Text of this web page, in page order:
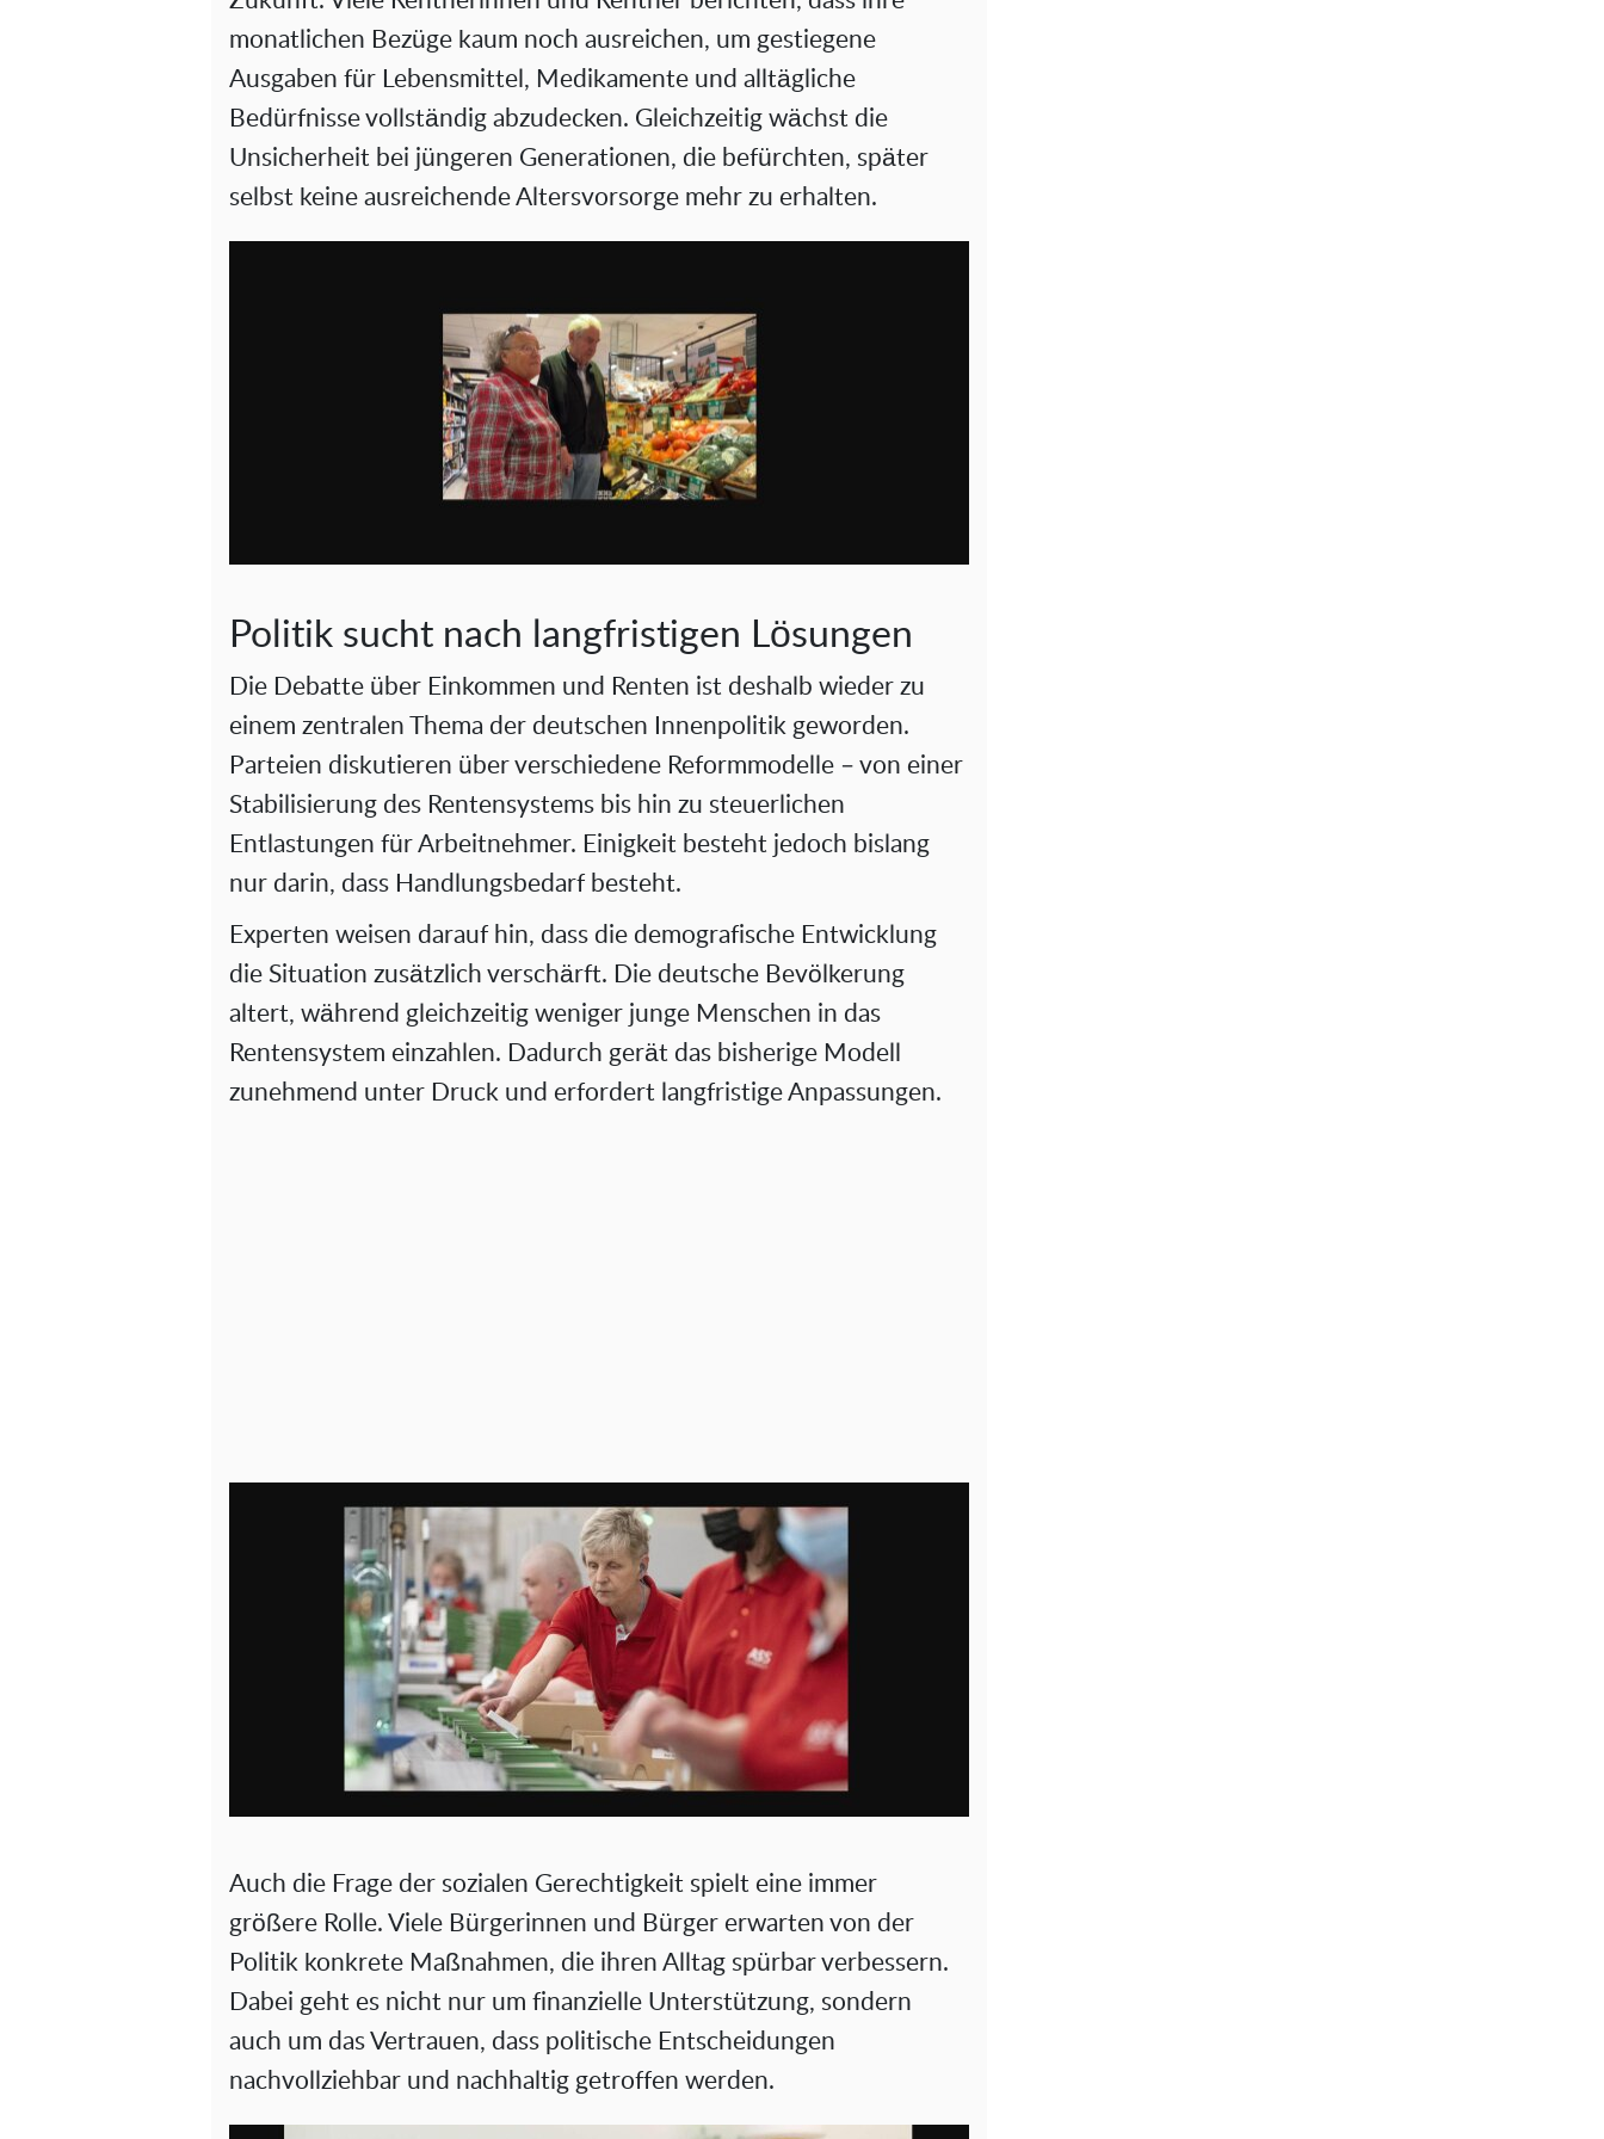
d
e
o
monatlichen Bezüge kaum noch ausreichen, um gestiegene
Ausgaben für Lebensmittel, Medikamente und alltägliche
Bedürfnisse vollständig abzudecken. Gleichzeitig wächst die
Unsicherheit bei jüngeren Generationen, die befürchten, später
selbst keine ausreichende Altersvorsorge mehr zu erhalten.
Politik sucht nach langfristigen Lösungen
Die Debatte über Einkommen und Renten ist deshalb wieder zu
einem zentralen Thema der deutschen Innenpolitik geworden.
Parteien diskutieren über verschiedene Reformmodelle – von einer
Stabilisierung des Rentensystems bis hin zu steuerlichen
Entlastungen für Arbeitnehmer. Einigkeit besteht jedoch bislang
nur darin, dass Handlungsbedarf besteht.
Experten weisen darauf hin, dass die demografische Entwicklung
die Situation zusätzlich verschärft. Die deutsche Bevölkerung
altert, während gleichzeitig weniger junge Menschen in das
Rentensystem einzahlen. Dadurch gerät das bisherige Modell
zunehmend unter Druck und erfordert langfristige Anpassungen.
Auch die Frage der sozialen Gerechtigkeit spielt eine immer
größere Rolle. Viele Bürgerinnen und Bürger erwarten von der
Politik konkrete Maßnahmen, die ihren Alltag spürbar verbessern.
Dabei geht es nicht nur um finanzielle Unterstützung, sondern
auch um das Vertrauen, dass politische Entscheidungen
nachvollziehbar und nachhaltig getroffen werden.